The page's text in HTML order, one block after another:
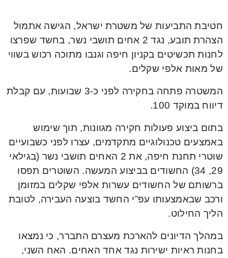
חטיבת התביעות של משטרת ישראל, הגישה אתמול
הצהרת תובע, נגד 2 אחים תושבי נשר, בחשד שפרצו
לחנות תכשיטים בקניון חיפה וגנבו מתוכה רכוש בשווי
של מאות אלפי שקלים.
המשטרה פתחה בחקירה לפני כ-3 שבועות, עם קבלת
דיווח במוקד 100.
בתום ביצוע פעולות חקירה מגוונות, תוך שימוש
באמצעים טכנולוגיים מתקדמים, עצרו לפני כשבועיים
שוטרי תחנת חיפה, את 2 האחים תושבי נשר (בגילאי
29, 34) החשודים בביצוע המעשה. השוטרים תפסו
ברשותם של החשודים עשרות אלפי שקלים במזומן
ורכב שבאמצעותו עפ”י החשד בוצעה העבירה, לטובת
הליך החילוט.
במהלך הדיונים להארכת מעצרם התברר, כי נמצאו
בחנות ראיות ישירות נגד אחד האחים. האח השני,